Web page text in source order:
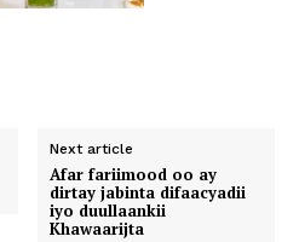
Next article
Afar fariimood oo ay
dirtay jabinta difaacyadii
iyo duullaankii
Khawaarijta